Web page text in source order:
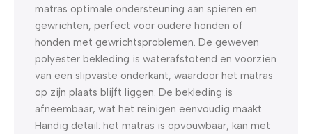
matras optimale ondersteuning aan spieren en
gewrichten, perfect voor oudere honden of
honden met gewrichtsproblemen. De geweven
polyester bekleding is waterafstotend en voorzien
van een slipvaste onderkant, waardoor het matras
op zijn plaats blijft liggen. De bekleding is
afneembaar, wat het reinigen eenvoudig maakt.
Handig detail: het matras is opvouwbaar, kan met